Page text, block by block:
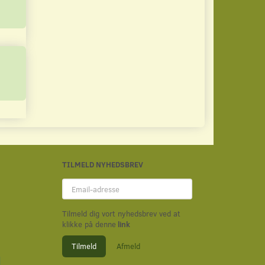
TILMELD NYHEDSBREV
Email-
adresse
Tilmeld dig vort nyhedsbrev ved at
klikke på denne link
Tilmeld Afmeld